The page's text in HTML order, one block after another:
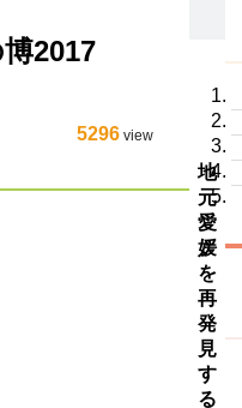
2017
5296 view
地
元
愛
媛
を
再
発
見
す
る